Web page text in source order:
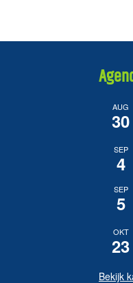
AUG
30
SEP
4
SEP
5
OKT
23
Bekijk